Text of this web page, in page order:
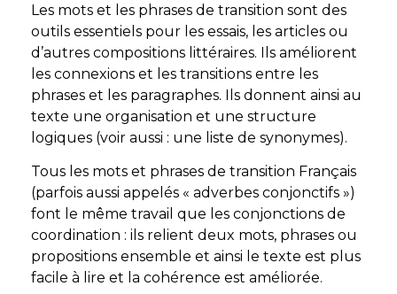
Les mots et les phrases de transition sont des
outils essentiels pour les essais, les articles ou
d’autres compositions littéraires. Ils améliorent
les connexions et les transitions entre les
phrases et les paragraphes. Ils donnent ainsi au
texte une organisation et une structure
logiques (voir aussi : une liste de synonymes).
Tous les mots et phrases de transition Français
(parfois aussi appelés « adverbes conjonctifs »)
font le même travail que les conjonctions de
coordination : ils relient deux mots, phrases ou
propositions ensemble et ainsi le texte est plus
facile à lire et la cohérence est améliorée.